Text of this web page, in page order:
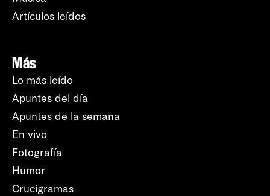
Artículos leídos
Más
Lo más leído
Apuntes del día
Apuntes de la semana
En vivo
Fotografía
Humor
Crucigramas